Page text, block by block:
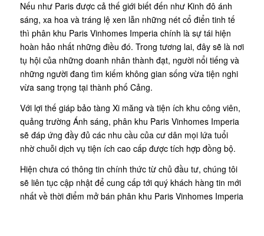
Nếu như Paris được cả thế giới biết đến như Kinh đô ánh
sáng, xa hoa và tráng lệ xen lẫn những nét cổ điển tinh tế
thì phân khu Paris Vinhomes Imperia chính là sự tái hiện
hoàn hảo nhất những điều đó. Trong tương lai, đây sẽ là nơi
tụ hội của những doanh nhân thành đạt, người nổi tiếng và
những người đang tìm kiếm không gian sống vừa tiện nghi
vừa sang trọng tại thành phố Cảng.
Với lợi thế giáp bảo tàng Xi măng và tiện ích khu công viên,
quảng trường Ánh sáng, phân khu Paris Vinhomes Imperia
sẽ đáp ứng đầy đủ các nhu cầu của cư dân mọi lứa tuổi
nhờ chuỗi dịch vụ tiện ích cao cấp được tích hợp đồng bộ.
Hiện chưa có thông tin chính thức từ chủ đầu tư, chúng tôi
sẽ liên tục cập nhật để cung cấp tới quý khách hàng tin mới
nhất về thời điểm mở bán phân khu Paris Vinhomes Imperia